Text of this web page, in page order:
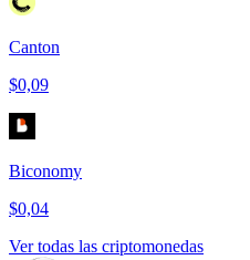
Canton
$0,09
Biconomy
$0,04
Ver todas las criptomonedas